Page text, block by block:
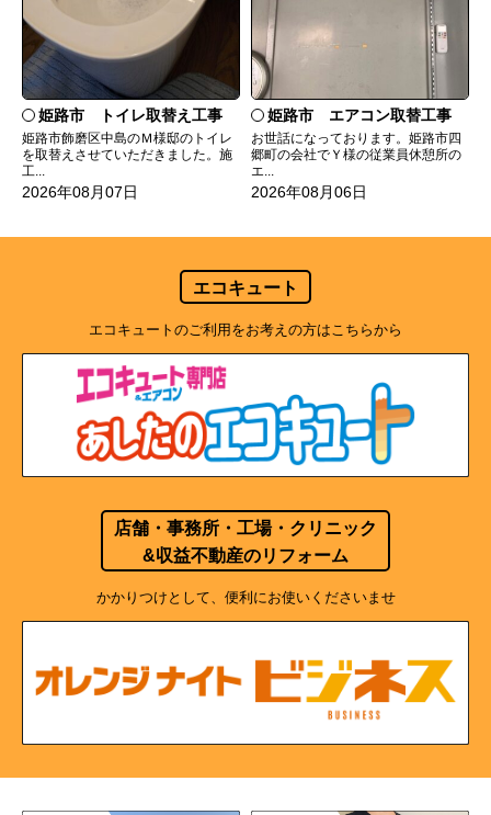
姫路市 トイレ取替え工事
姫路市飾磨区中島のＭ様邸のトイレ
を取替えさせていただきました。施
工...
2026年08月07日
姫路市 エアコン取替工事
お世話になっております。姫路市四
郷町の会社でＹ様の従業員休憩所の
エ...
2026年08月06日
エコキュート
エコキュートのご利用をお考えの方はこちらから
店舗・事務所・工場・クリニック
&収益不動産のリフォーム
かかりつけとして、便利にお使いくださいませ